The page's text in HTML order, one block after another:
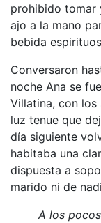
prohibido tomar
ajo a la mano
bebida
Conversaron
noche Ana se
Villatina, con
luz tenue que
día siguiente
habitaba una
dispuesta a
marido ni de
A los